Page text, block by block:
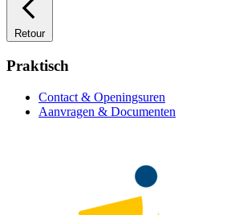
Retour
Praktisch
Contact & Openingsuren
Aanvragen & Documenten